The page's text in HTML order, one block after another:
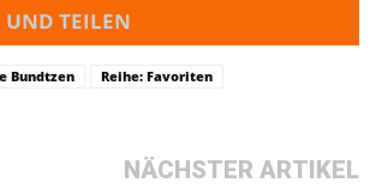
UND TEILEN
Bundtzen
Reihe: Favoriten
NÄCHSTER ARTIKEL